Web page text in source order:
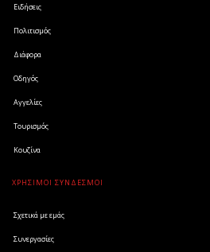
Ειδήσεις
Πολιτισμός
Διάφορα
Οδηγός
Αγγελίες
Τουρισμός
Κουζίνα
ΧΡΗΣΙΜΟΙ ΣΥΝΔΕΣΜΟΙ
Σχετικά με εμάς
Συνεργασίες